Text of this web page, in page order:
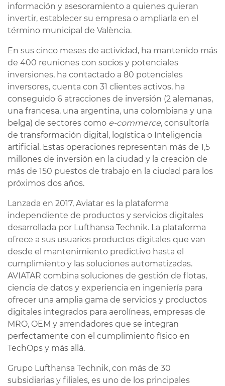
información y asesoramiento a quienes quieran
invertir, establecer su empresa o ampliarla en el
término municipal de València.
En sus cinco meses de actividad, ha mantenido más
de 400 reuniones con socios y potenciales
inversiones, ha contactado a 80 potenciales
inversores, cuenta con 31 clientes activos, ha
conseguido 6 atracciones de inversión (2 alemanas,
una francesa, una argentina, una colombiana y una
belga) de sectores como e-commerce, consultoría
de transformación digital, logística o Inteligencia
artificial. Estas operaciones representan más de 1,5
millones de inversión en la ciudad y la creación de
más de 150 puestos de trabajo en la ciudad para los
próximos dos años.
Lanzada en 2017, Aviatar es la plataforma
independiente de productos y servicios digitales
desarrollada por Lufthansa Technik. La plataforma
ofrece a sus usuarios productos digitales que van
desde el mantenimiento predictivo hasta el
cumplimiento y las soluciones automatizadas.
AVIATAR combina soluciones de gestión de flotas,
ciencia de datos y experiencia en ingeniería para
ofrecer una amplia gama de servicios y productos
digitales integrados para aerolíneas, empresas de
MRO, OEM y arrendadores que se integran
perfectamente con el cumplimiento físico en
TechOps y más allá.
Grupo Lufthansa Technik, con más de 30
subsidiarias y filiales, es uno de los principales